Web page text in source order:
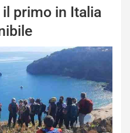
primo in Italia